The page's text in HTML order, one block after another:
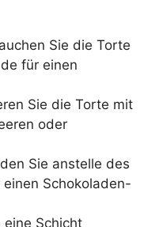
Sie die Torte
für einen
Sie die Torte mit
oder
Sie anstelle des
Schokoladen-
eine Schicht